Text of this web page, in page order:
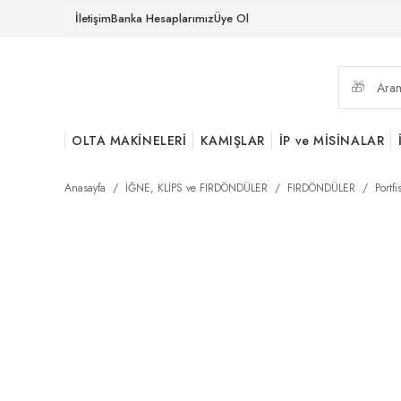
İletişimBanka HesaplarımızÜye Ol
OLTA MAKİNELERİ KAMIŞLAR İP ve MİSİNALAR
Anasayfa İĞNE, KLİPS ve FIRDÖNDÜLER FIRDÖNDÜLER